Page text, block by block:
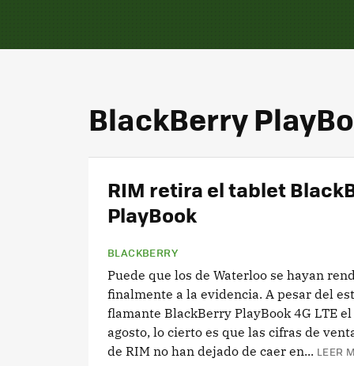
BlackBerry
RIM retira el tablet
PlayBook
BLACKBERRY
Puede que los de Waterloo se hayan
finalmente a la evidencia. A pesar del
flamante BlackBerry PlayBook 4G LTE
agosto, lo cierto es que las cifras de
de RIM no han dejado de caer en... LEER